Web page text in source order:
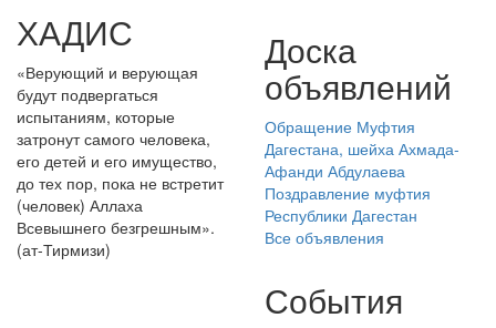
ХАДИС
«Верующий и верующая
будут подвергаться
испытаниям, которые
затронут самого человека,
его детей и его имущество,
до тех пор, пока не встретит
(человек) Аллаха
Всевышнего безгрешным».
(ат-Тирмизи)
Доска
объявлений
Обращение Муфтия
Дагестана, шейха Ахмада-
Афанди Абдулаева
Поздравление муфтия
Республики Дагестан
Все объявления
События